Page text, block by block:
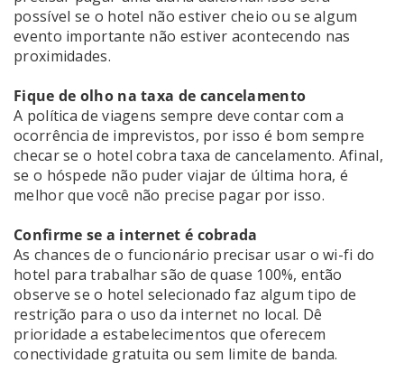
possível se o hotel não estiver cheio ou se algum
evento importante não estiver acontecendo nas
proximidades.
Fique de olho na taxa de cancelamento
A política de viagens sempre deve contar com a
ocorrência de imprevistos, por isso é bom sempre
checar se o hotel cobra taxa de cancelamento. Afinal,
se o hóspede não puder viajar de última hora, é
melhor que você não precise pagar por isso.
Confirme se a internet é cobrada
As chances de o funcionário precisar usar o wi-fi do
hotel para trabalhar são de quase 100%, então
observe se o hotel selecionado faz algum tipo de
restrição para o uso da internet no local. Dê
prioridade a estabelecimentos que oferecem
conectividade gratuita ou sem limite de banda.